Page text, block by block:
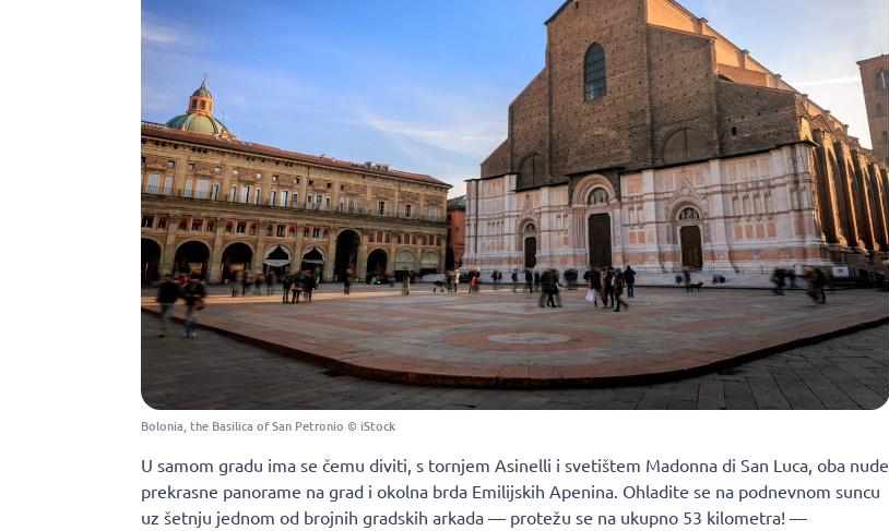
Bolonia, the Basilica of San Petronio © iStock
U samom gradu ima se čemu diviti, s tornjem Asinelli i svetištem Madonna di San Luca, oba nude
prekrasne panorame na grad i okolna brda Emilijskih Apenina. Ohladite se na podnevnom suncu
uz šetnju jednom od brojnih gradskih arkada — protežu se na ukupno 53 kilometra! —